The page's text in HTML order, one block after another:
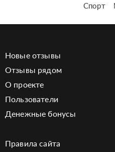
Спорт
Новые отзывы
Отзывы рядом
О проекте
Пользователи
Денежные бонусы
Правила сайта